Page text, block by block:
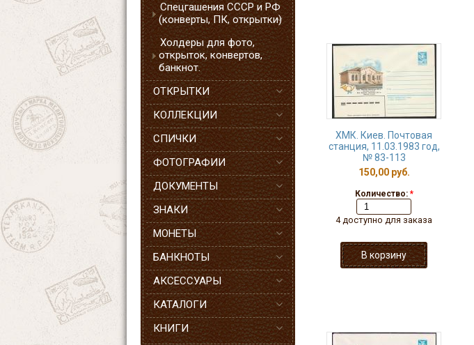
Спецгашения СССР и РФ
(конверты, ПК, открытки)
Холдеры для фото,
открыток, конвертов,
банкнот.
ОТКРЫТКИ
КОЛЛЕКЦИИ
СПИЧКИ
ФОТОГРАФИИ
ДОКУМЕНТЫ
ЗНАКИ
МОНЕТЫ
БАНКНОТЫ
АКСЕССУАРЫ
КАТАЛОГИ
КНИГИ
ХМК. Киев. Почтовая
станция, 11.03.1983 год,
№ 83-113
150,00 руб.
Количество: *
4 доступно для заказа